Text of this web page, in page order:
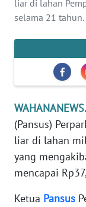
liar di lahan
selama 21
(Pansus)
liar di lahan
yang
mencapai
Ketua Pansus
EDITORIAL
Informasi
INDEKS